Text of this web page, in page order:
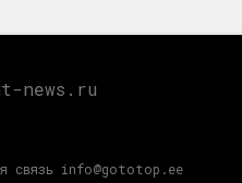
связь info@gototop.ee